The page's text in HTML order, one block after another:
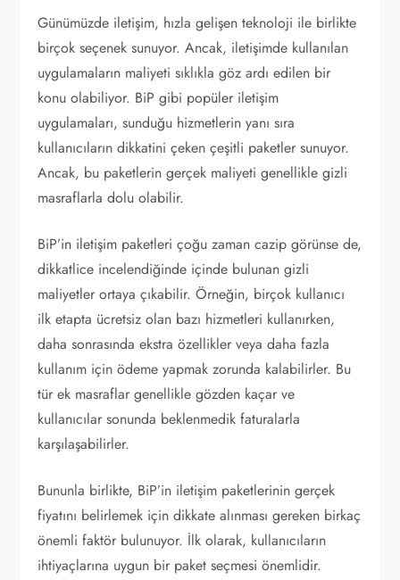
Günümüzde iletişim, hızla gelişen teknoloji ile birlikte
birçok seçenek sunuyor. Ancak, iletişimde kullanılan
uygulamaların maliyeti sıklıkla göz ardı edilen bir
konu olabiliyor. BiP gibi popüler iletişim
uygulamaları, sunduğu hizmetlerin yanı sıra
kullanıcıların dikkatini çeken çeşitli paketler sunuyor.
Ancak, bu paketlerin gerçek maliyeti genellikle gizli
masraflarla dolu olabilir.
BiP’in iletişim paketleri çoğu zaman cazip görünse de,
dikkatlice incelendiğinde içinde bulunan gizli
maliyetler ortaya çıkabilir. Örneğin, birçok kullanıcı
ilk etapta ücretsiz olan bazı hizmetleri kullanırken,
daha sonrasında ekstra özellikler veya daha fazla
kullanım için ödeme yapmak zorunda kalabilirler. Bu
tür ek masraflar genellikle gözden kaçar ve
kullanıcılar sonunda beklenmedik faturalarla
karşılaşabilirler.
Bununla birlikte, BiP’in iletişim paketlerinin gerçek
fiyatını belirlemek için dikkate alınması gereken birkaç
önemli faktör bulunuyor. İlk olarak, kullanıcıların
ihtiyaçlarına uygun bir paket seçmesi önemlidir.